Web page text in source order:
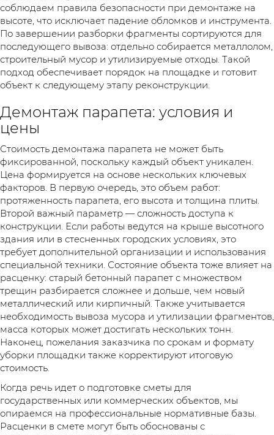
соблюдаем правила безопасности при демонтаже на
высоте, что исключает падение обломков и инструмента.
По завершении разборки фрагменты сортируются для
последующего вывоза: отдельно собирается металлолом,
строительный мусор и утилизируемые отходы. Такой
подход обеспечивает порядок на площадке и готовит
объект к следующему этапу реконструкции.
Демонтаж парапета: условия и
цены
Стоимость демонтажа парапета не может быть
фиксированной, поскольку каждый объект уникален.
Цена формируется на основе нескольких ключевых
факторов. В первую очередь, это объем работ:
протяженность парапета, его высота и толщина плиты.
Второй важный параметр — сложность доступа к
конструкции. Если работы ведутся на крыше высотного
здания или в стесненных городских условиях, это
требует дополнительной организации и использования
специальной техники. Состояние объекта тоже влияет на
расценку: старый бетонный парапет с множеством
трещин разбирается сложнее и дольше, чем новый
металлический или кирпичный. Также учитывается
необходимость вывоза мусора и утилизации фрагментов,
масса которых может достигать нескольких тонн.
Наконец, пожелания заказчика по срокам и формату
уборки площадки также корректируют итоговую
стоимость.
Когда речь идет о подготовке сметы для
государственных или коммерческих объектов, мы
опираемся на профессиональные нормативные базы.
Расценки в смете могут быть обоснованы с